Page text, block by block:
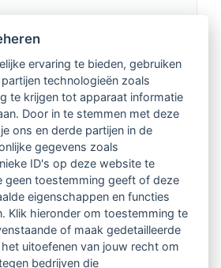
geregistreerde vakgenoten
professionals in 14
opdrachtgevers
& kennisbank
(LVSC keurmerk)
ervaring te bieden, gebruiken
technologieën zoals
te krijgen tot apparaat informatie
Door in te stemmen met deze
ons en derde partijen in de
gegevens zoals
ID's op deze website te
geen toestemming geeft of deze
eigenschappen en functies
Klik hieronder om toestemming te
of maak gedetailleerde
uitoefenen van jouw recht om
bedrijven die